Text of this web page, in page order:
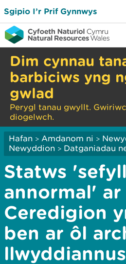
Sgipio I’r Prif Gynnwys
Dim cynnau
barbiciws yng
gwlad
Perygl tanau gwyllt.
diogelwch.
Hafan > Amdanom ni >
Newyddion > Datganiadau
Statws
annormal'
Ceredigion
ben ar ôl
llwyddiannus